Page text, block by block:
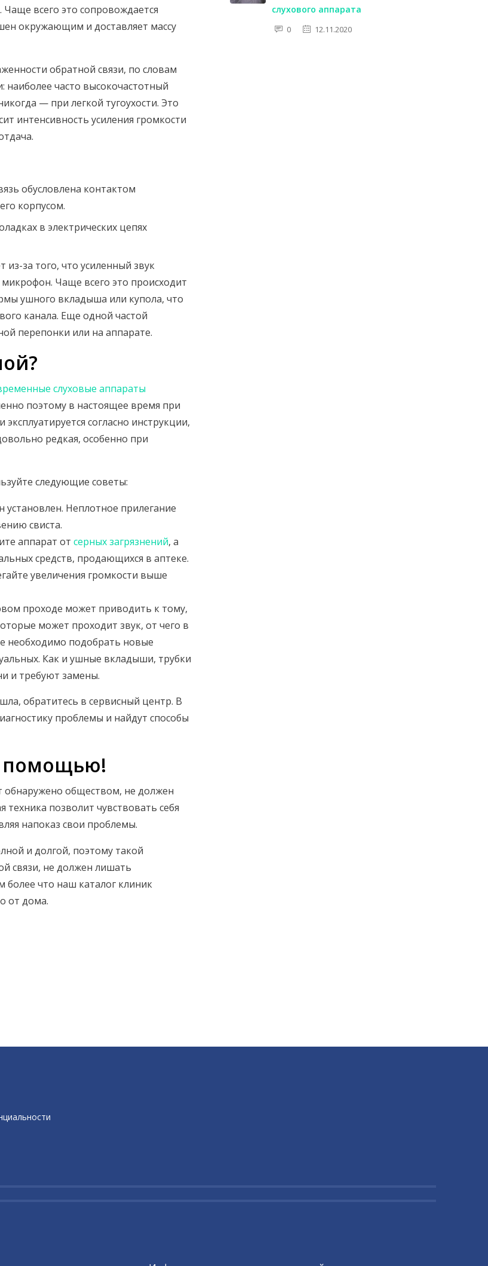
всего это сопровождается
окружающим и доставляет массу
обратной связи, по словам
наиболее часто высокочастотный
— при легкой тугоухости. Это
интенсивность усиления громкости
обусловлена контактом
корпусом.
в электрических цепях
из-за того, что усиленный звук
Чаще всего это происходит
ушного вкладыша или купола, что
канала. Еще одной частой
перепонки или на аппарате.
слуховые аппараты
поэтому в настоящее время при
и эксплуатируется согласно инструкции,
редкая, особенно при
следующие советы:
Неплотное прилегание
свиста.
аппарат от серных загрязнений, а
средств, продающихся в аптеке.
увеличения громкости выше
проходе может приводить к тому,
может проходит звук, от чего в
необходимо подобрать новые
Как и ушные вкладыши, трубки
и требуют замены.
обратитесь в сервисный центр. В
проблемы и найдут способы
помощью!
обнаружено обществом, не должен
техника позволит чувствовать себя
напоказ свои проблемы.
и долгой, поэтому такой
связи, не должен лишать
более что наш каталог клиник
от дома.
слухового аппарата
0 12.11.2020